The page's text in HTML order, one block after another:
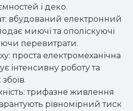
і деко.
вбудований електронний
миючі та ополіскуючі
перевитрати.
проста електромеханічна
інтенсивну роботу та
трифазне живлення
рівномірний тиск